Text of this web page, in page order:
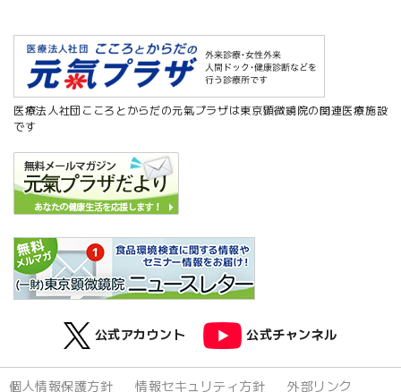
医療法人社団こころとからだの元氣プラザは東京顕微鏡院の関連医療施設
です
公式アカウント 公式チャンネル
個人情報保護方針 情報セキュリティ方針 外部リンク